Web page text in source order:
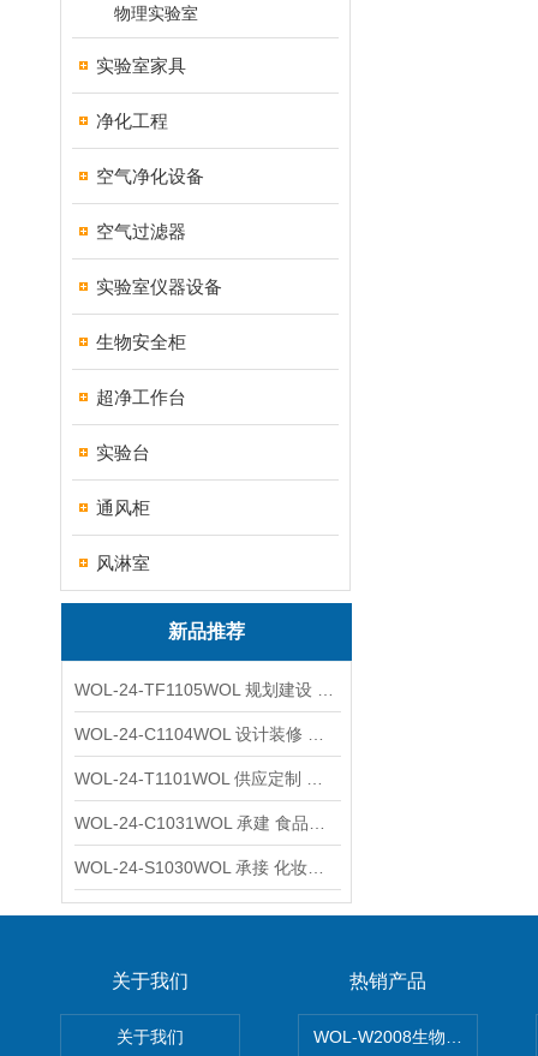
物理实验室
实验室家具
净化工程
空气净化设备
空气过滤器
实验室仪器设备
生物安全柜
超净工作台
实验台
通风柜
风淋室
新品推荐
关于我们
关于我们
热销产品
WOL-W2008生物制药GMP